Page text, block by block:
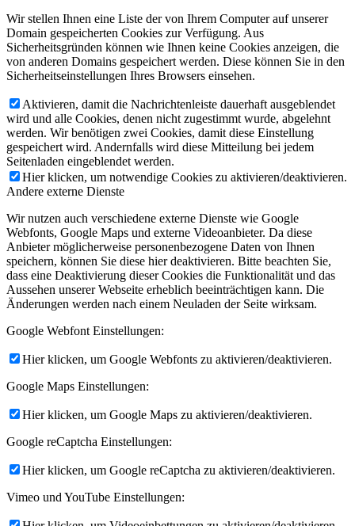
Wir stellen Ihnen eine Liste der von Ihrem Computer auf unserer
Domain gespeicherten Cookies zur Verfügung. Aus
Sicherheitsgründen können wie Ihnen keine Cookies anzeigen, die
von anderen Domains gespeichert werden. Diese können Sie in den
Sicherheitseinstellungen Ihres Browsers einsehen.
Aktivieren, damit die Nachrichtenleiste dauerhaft ausgeblendet
wird und alle Cookies, denen nicht zugestimmt wurde, abgelehnt
werden. Wir benötigen zwei Cookies, damit diese Einstellung
gespeichert wird. Andernfalls wird diese Mitteilung bei jedem
Seitenladen eingeblendet werden.
Hier klicken, um notwendige Cookies zu aktivieren/deaktivieren.
Andere externe Dienste
Wir nutzen auch verschiedene externe Dienste wie Google
Webfonts, Google Maps und externe Videoanbieter. Da diese
Anbieter möglicherweise personenbezogene Daten von Ihnen
speichern, können Sie diese hier deaktivieren. Bitte beachten Sie,
dass eine Deaktivierung dieser Cookies die Funktionalität und das
Aussehen unserer Webseite erheblich beeinträchtigen kann. Die
Änderungen werden nach einem Neuladen der Seite wirksam.
Google Webfont Einstellungen:
Hier klicken, um Google Webfonts zu aktivieren/deaktivieren.
Google Maps Einstellungen:
Hier klicken, um Google Maps zu aktivieren/deaktivieren.
Google reCaptcha Einstellungen:
Hier klicken, um Google reCaptcha zu aktivieren/deaktivieren.
Vimeo und YouTube Einstellungen: